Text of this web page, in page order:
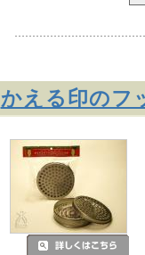
かえる印のフ